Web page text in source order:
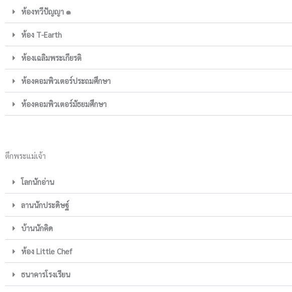
ห้องทวีปัญญา ๑
ห้อง T-Earth
ห้องเฉลิมพระเกียรติ
ห้องคอมพิวเตอร์ประถมศึกษา
ห้องคอมพิวเตอร์มัธยมศึกษา
ตึกพระแม่เจ้า
โลกนักอ่าน
ลานนักประดิษฐ์
บ้านนักคิด
ห้อง Little Chef
ธนาคารโรงเรียน